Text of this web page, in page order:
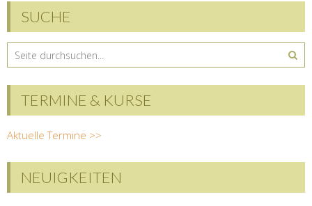
SUCHE
TERMINE & KURSE
Aktuelle Termine >>
NEUIGKEITEN